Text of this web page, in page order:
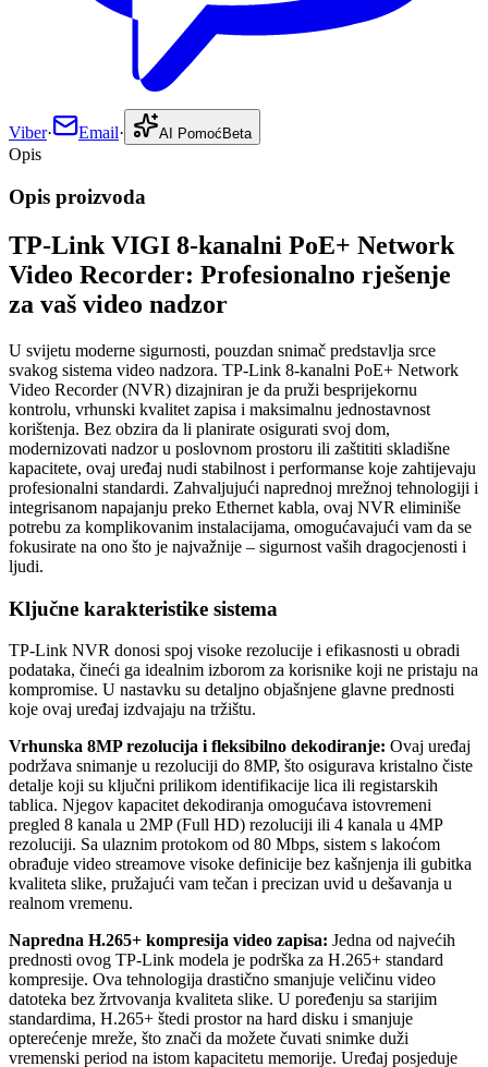
Viber· Email· AI Pomoć Beta
Opis
Opis proizvoda
TP-Link VIGI 8-kanalni PoE+ Network
Video Recorder: Profesionalno rješenje
za vaš video nadzor
U svijetu moderne sigurnosti, pouzdan snimač predstavlja srce
svakog sistema video nadzora. TP-Link 8-kanalni PoE+ Network
Video Recorder (NVR) dizajniran je da pruži besprijekornu
kontrolu, vrhunski kvalitet zapisa i maksimalnu jednostavnost
korištenja. Bez obzira da li planirate osigurati svoj dom,
modernizovati nadzor u poslovnom prostoru ili zaštititi skladišne
kapacitete, ovaj uređaj nudi stabilnost i performanse koje zahtijevaju
profesionalni standardi. Zahvaljujući naprednoj mrežnoj tehnologiji i
integrisanom napajanju preko Ethernet kabla, ovaj NVR eliminiše
potrebu za komplikovanim instalacijama, omogućavajući vam da se
fokusirate na ono što je najvažnije – sigurnost vaših dragocjenosti i
ljudi.
Ključne karakteristike sistema
TP-Link NVR donosi spoj visoke rezolucije i efikasnosti u obradi
podataka, čineći ga idealnim izborom za korisnike koji ne pristaju na
kompromise. U nastavku su detaljno objašnjene glavne prednosti
koje ovaj uređaj izdvajaju na tržištu.
Vrhunska 8MP rezolucija i fleksibilno dekodiranje: Ovaj uređaj
podržava snimanje u rezoluciji do 8MP, što osigurava kristalno čiste
detalje koji su ključni prilikom identifikacije lica ili registarskih
tablica. Njegov kapacitet dekodiranja omogućava istovremeni
pregled 8 kanala u 2MP (Full HD) rezoluciji ili 4 kanala u 4MP
rezoluciji. Sa ulaznim protokom od 80 Mbps, sistem s lakoćom
obrađuje video streamove visoke definicije bez kašnjenja ili gubitka
kvaliteta slike, pružajući vam tečan i precizan uvid u dešavanja u
realnom vremenu.
Napredna H.265+ kompresija video zapisa: Jedna od najvećih
prednosti ovog TP-Link modela je podrška za H.265+ standard
kompresije. Ova tehnologija drastično smanjuje veličinu video
datoteka bez žrtvovanja kvaliteta slike. U poređenju sa starijim
standardima, H.265+ štedi prostor na hard disku i smanjuje
opterećenje mreže, što znači da možete čuvati snimke duži
vremenski period na istom kapacitetu memorije. Uređaj posjeduje